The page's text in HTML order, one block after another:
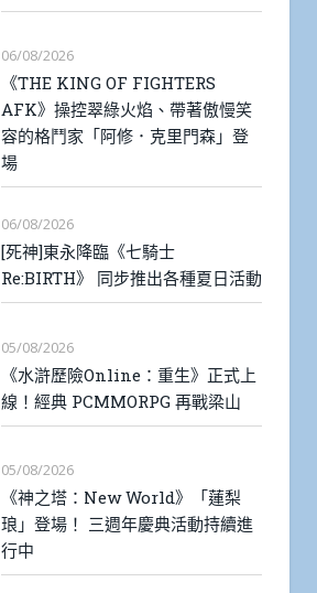
06/08/2026
《THE KING OF FIGHTERS
AFK》操控翠綠火焰、帶著傲慢笑
容的格鬥家「阿修．克里門森」登
場
06/08/2026
[死神]東永降臨《七騎士
Re:BIRTH》 同步推出各種夏日活動
05/08/2026
《水滸歷險Online：重生》正式上
線！經典 PCMMORPG 再戰梁山
05/08/2026
《神之塔：New World》「蓮梨
琅」登場！ 三週年慶典活動持續進
行中